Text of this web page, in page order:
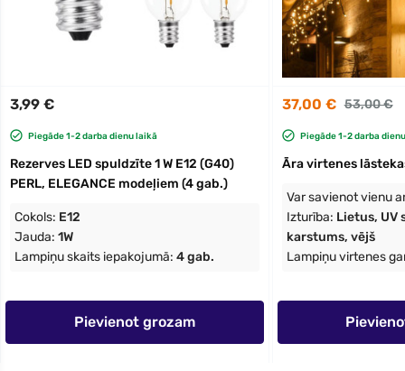
3,99 €
Piegāde 1-2 darba dienu laikā
Rezerves LED spuldzīte 1 W E12 (G40)
PERL, ELEGANCE modeļiem (4 gab.)
Cokols: E12
Jauda: 1W
Lampiņu skaits iepakojumā: 4 gab.
Pievienot grozam
37,00 € 53,00 €
Piegāde 1-2 darba
Āra virtenes
Var savienot vienu
Izturība: Lietus, UV
karstums, vējš
Lampiņu virtenes